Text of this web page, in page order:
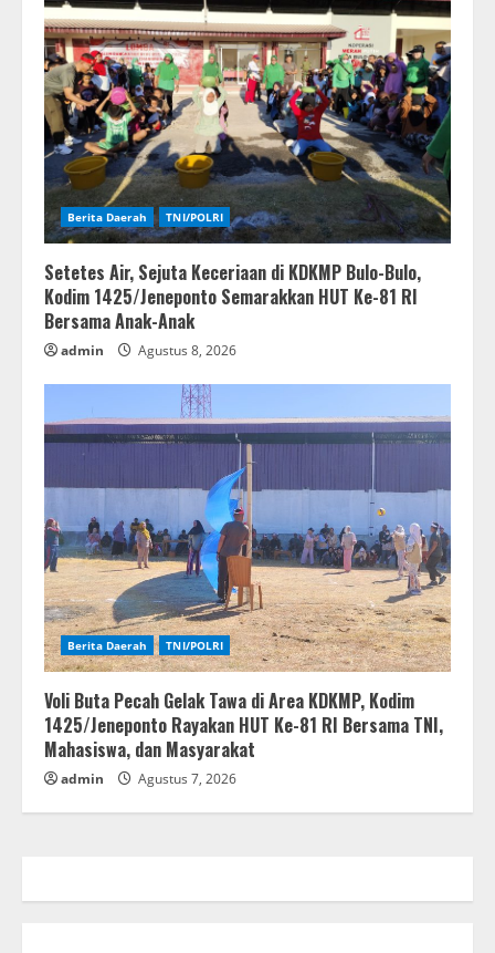
Berita Daerah TNI/POLRI
Setetes Air, Sejuta Keceriaan di KDKMP Bulo-Bulo,
Kodim 1425/Jeneponto Semarakkan HUT Ke-81 RI
Bersama Anak-Anak
admin Agustus 8, 2026
Berita Daerah TNI/POLRI
Voli Buta Pecah Gelak Tawa di Area KDKMP, Kodim
1425/Jeneponto Rayakan HUT Ke-81 RI Bersama TNI,
Mahasiswa, dan Masyarakat
admin Agustus 7, 2026